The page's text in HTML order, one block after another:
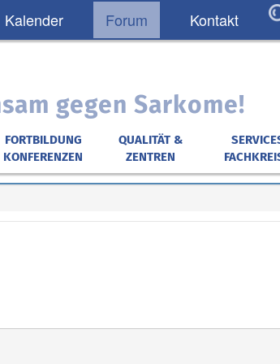
Kalender Forum Kontakt
gegen Sarkome!
FORTBILDUNG
KONFERENZEN
QUALITÄT &
ZENTREN